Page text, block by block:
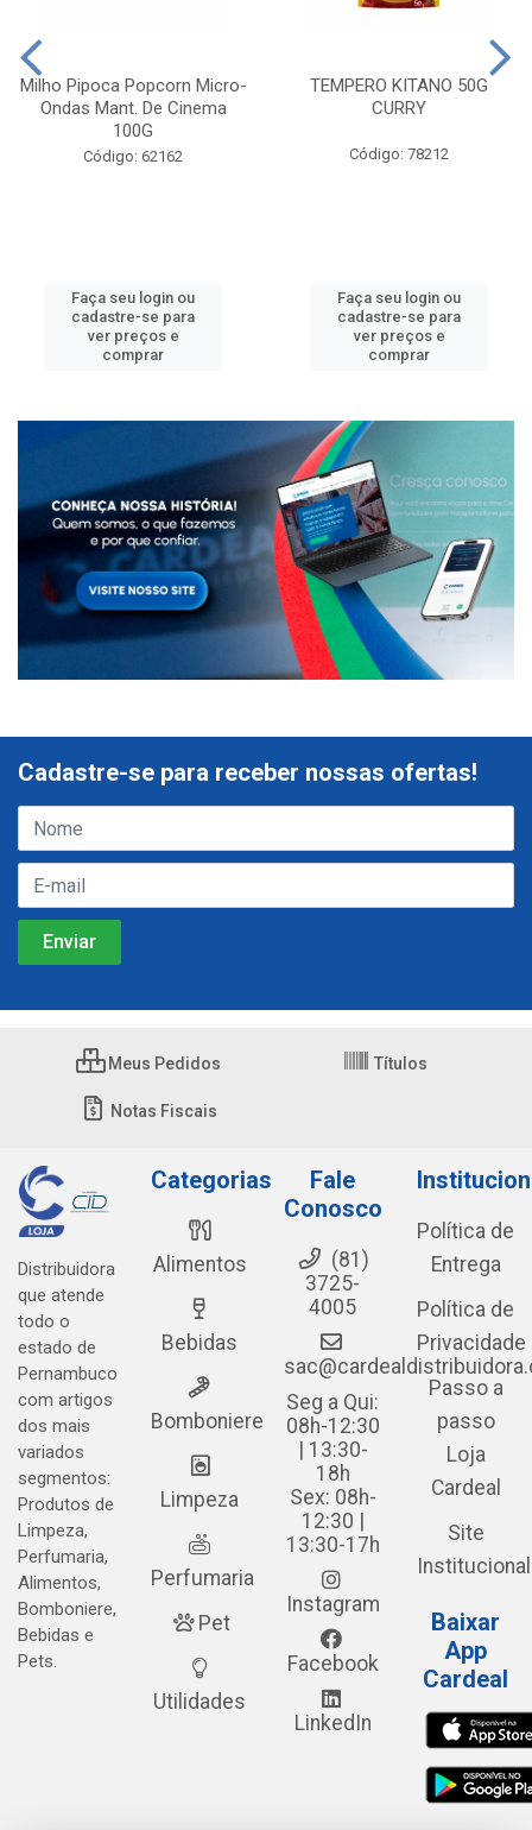
Milho Pipoca Popcorn Micro-
Ondas Mant. De Cinema
100G
Código: 62162
Faça seu login ou
cadastre-se para
ver preços e
comprar
TEMPERO KITANO 50G
CURRY
Código: 78212
Faça seu login ou
cadastre-se para
ver preços e
comprar
Cadastre-se para receber nossas ofertas!
Meus Pedidos Títulos
Notas Fiscais
Distribuidora
que atende
todo o
estado de
Pernambuco
com artigos
dos mais
variados
segmentos:
Produtos de
Limpeza,
Perfumaria,
Alimentos,
Bomboniere,
Bebidas e
Pets.
Categorias
Alimentos
Bebidas
Bomboniere
Limpeza
Perfumaria
Pet
Utilidades
Fale
Conosco
(81)
3725-
4005
Seg a Qui:
08h-12:30
| 13:30-
18h
Sex: 08h-
12:30 |
13:30-17h
Instagram
Facebook
LinkedIn
Política de
Entrega
Política de
Privacidade
Passo a
passo
Loja
Cardeal
Site
Institucional
Baixar
App
Cardeal